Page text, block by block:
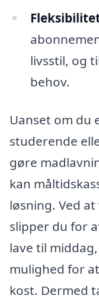
livsstil, og
behov.
Uanset om du
studerende
gøre
kan
løsning. Ved
slipper du for
lave til
mulighed for
kost. Dermed